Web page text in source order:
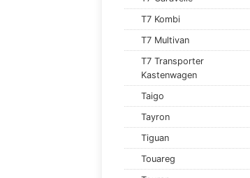
T7 Kombi
T7 Multivan
T7 Transporter
Kastenwagen
Taigo
Tayron
Tiguan
Touareg